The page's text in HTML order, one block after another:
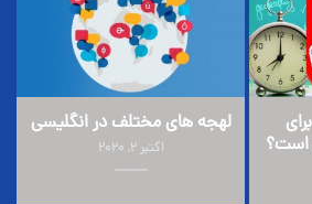
است؟
لهجه های مختلف در انگلیسی
اکتبر 2, 2020